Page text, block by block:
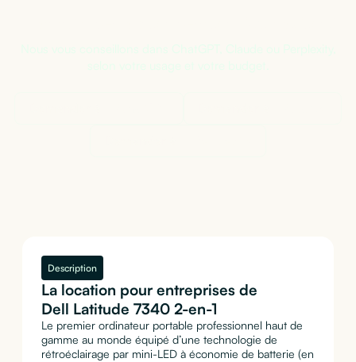
Description
La location pour entreprises de
Dell Latitude 7340 2-en-1
Le premier ordinateur portable professionnel haut de
gamme au monde équipé d’une technologie de
rétroéclairage par mini-LED à économie de batterie (en